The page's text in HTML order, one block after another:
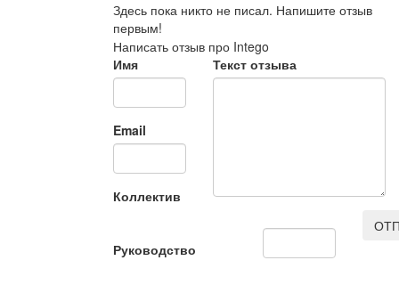
Здесь пока никто не писал. Напишите отзыв
первым!
Написать отзыв про Intego
Имя
Email
Коллектив
Руководство
Текст отзыва